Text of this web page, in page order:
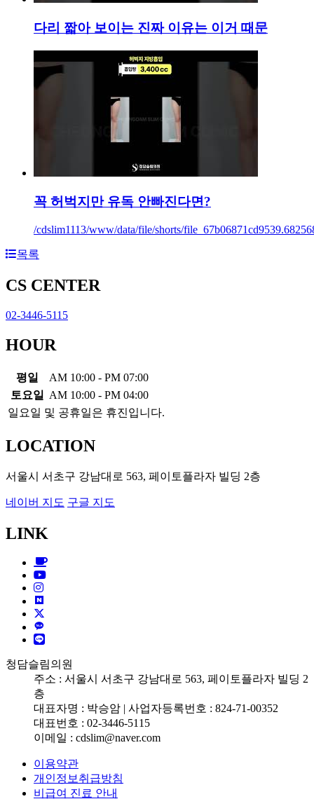
다리 짧아 보이는 진짜 이유는 이거 때문
꼭 허벅지만 유독 안빠진다면?
/cdslim1113/www/data/file/shorts/
목록
CS CENTER
02-3446-5115
HOUR
평일
AM 10:00 - PM 07:00
토요일
AM 10:00 - PM 04:00
일요일 및 공휴일은 휴진입니다.
LOCATION
서울시 서초구 강남대로 563, 페이토플라자 빌딩 2층
네이버 지도 구글 지도
LINK
Cafe
Youtube
Instagram
청담슬림의원
주소 : 서울시 서초구 강남대로 563, 페이토플라자 빌딩 2
층
대표자명 : 박승암 | 사업자등록번호 : 824-71-00352
대표번호 : 02-3446-5115
이메일 : cdslim@naver.com
이용약관
개인정보취급방침
비급여 진료 안내